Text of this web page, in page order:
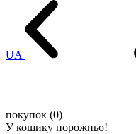
UA
покупок (0)
У кошику порожньо!